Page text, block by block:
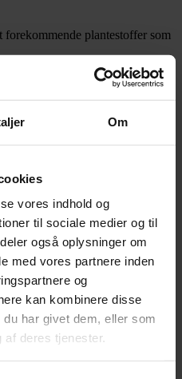
Om
vores indhold og
til sociale medier og til
også oplysninger om
med vores partnere inden
og
kan kombinere disse
har givet dem, eller som
af deres tjenester.
plantestoffer som